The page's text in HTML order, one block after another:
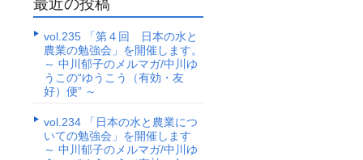
最近の投稿
vol.235 「第４回 日本の水と
農業の勉強会」を開催します。
～ 中川郁子のメルマガ/中川ゆ
うこの“ゆうこう（有効・友
好）便” ～
vol.234 「日本の水と農業につ
いての勉強会」を開催します
～ 中川郁子のメルマガ/中川ゆ